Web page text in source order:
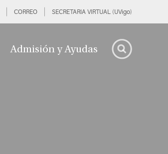
CORREO SECRETARIA VIRTUAL (UVigo)
Admisión y Ayudas